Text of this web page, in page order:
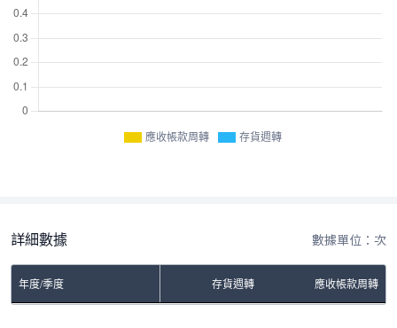
應收帳款周轉 存貨週轉
詳細數據 數據單位：次
年度/季度 存貨週轉 應收帳款周轉